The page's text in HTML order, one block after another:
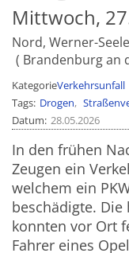
Mittwoch,
Nord, Werner-
Brandenburg an
KategorieVerkehrsunfall
Tags Drogen
Datum 28.05.2026
In den frühen
Zeugen ein
welchem ein
beschädigte.
konnten vor Ort
Fahrer eines